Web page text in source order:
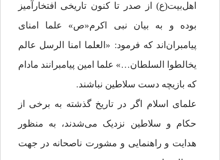
اهل‌بیت(ع) از صدر تا کنون تاریخی افتخارآمیز
بوده و به بیان نبی اکرم«ص» علما امنای
پیامبران‌اند که فرمود: «العلما امنا الرسل عالم
یخالطوا السلطان…» علما امین پیامبرانند مادام
که بازیچه دست سلاطین نباشند.
علمای اسلام اگر در تاریخ گذشته به برخی از
حکام و سلاطین نزدیک می‌شدند، به منظور
هدایت و راهنمایی و مشورت ناصحانه در جهت